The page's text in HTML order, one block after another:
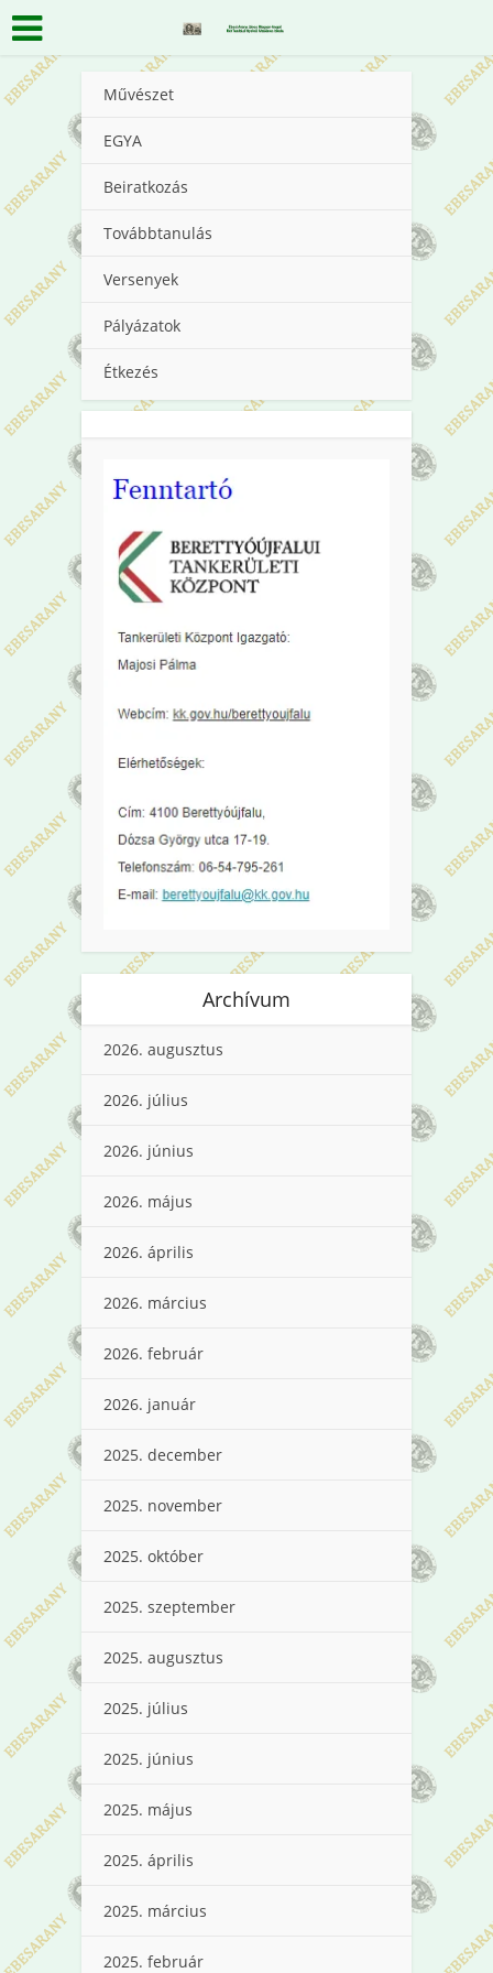
Művészet
EGYA
Beiratkozás
Továbbtanulás
Versenyek
Pályázatok
Étkezés
Archívum
2026. augusztus
2026. július
2026. június
2026. május
2026. április
2026. március
2026. február
2026. január
2025. december
2025. november
2025. október
2025. szeptember
2025. augusztus
2025. július
2025. június
2025. május
2025. április
2025. március
2025. február